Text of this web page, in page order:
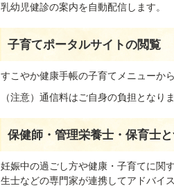
乳幼児健診の案内を自動配信します。
子育てポータルサイトの閲覧
すこやか健康手帳の子育てメニューか
（注意）通信料はご自身の負担となりま
保健師・管理栄養士・保育士
妊娠中の過ごし方や健康・子育てに関
生士などの専門家が連携してアドバイ